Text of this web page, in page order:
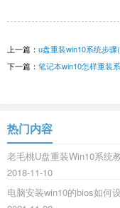
上一篇： u盘重装win10系统步
下一篇： 笔记本win10怎样重装
热门内容
老毛桃U盘重装Win10系统
2018-11-10
电脑安装win10的bios如何